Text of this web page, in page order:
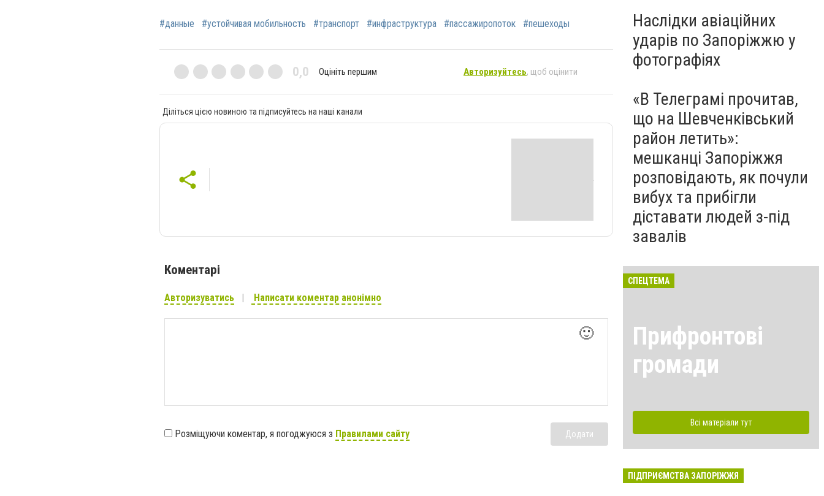
#данные #устойчивая мобильность #транспорт #инфраструктура #пассажиропоток #пешеходы
0,0 Оцініть першим Авторизуйтесь, щоб оцінити
Діліться цією новиною та підписуйтесь на наші канали
Коментарі
Авторизуватись Написати коментар анонімно
🙂
Розміщуючи коментар, я погоджуюся з Правилами сайту Додати
Наслідки авіаційних
ударів по Запоріжжю у
фотографіях
«В Телеграмі прочитав,
що на Шевченківський
район летить»:
мешканці Запоріжжя
розповідають, як почули
вибух та прибігли
діставати людей з-під
завалів
СПЕЦТЕМА
Прифронтові
громади
Всі матеріали тут
ПІДПРИЄМСТВА ЗАПОРІЖЖЯ